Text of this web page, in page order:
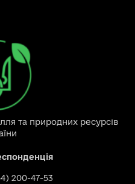
та природних ресурсів
200-47-53